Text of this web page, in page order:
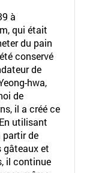
à
qui était
du pain
conservé
de
hwa,
de
il a créé ce
utilisant
partir de
gâteaux et
il continue